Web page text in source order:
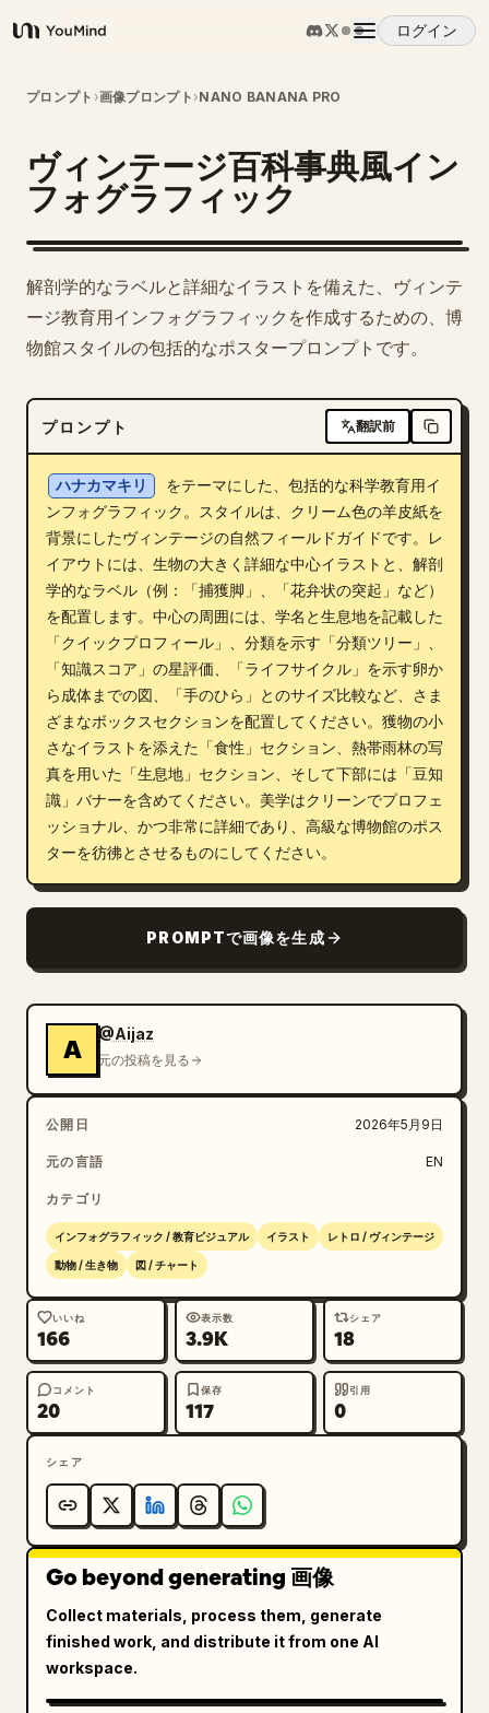
YouMind
ログイン
概要
ユースケース
スキル
プロンプト
ダウンロード
ブログ
更新情報
プロンプト ›画像プロンプト ›NANO BANANA PRO
ヴィンテージ百科事典風イン
フォグラフィック
解剖学的なラベルと詳細なイラストを備えた、ヴィンテ
ージ教育用インフォグラフィックを作成するための、博
物館スタイルの包括的なポスタープロンプトです。
プロンプト 翻訳前
ハナカマキリ
をテーマにした、包括的な科学教育用イ
ンフォグラフィック。スタイルは、クリーム色の羊皮紙を
背景にしたヴィンテージの自然フィールドガイドです。レ
イアウトには、生物の大きく詳細な中心イラストと、解剖
学的なラベル（例：「捕獲脚」、「花弁状の突起」など）
を配置します。中心の周囲には、学名と生息地を記載した
「クイックプロフィール」、分類を示す「分類ツリー」、
「知識スコア」の星評価、「ライフサイクル」を示す卵か
ら成体までの図、「手のひら」とのサイズ比較など、さま
ざまなボックスセクションを配置してください。獲物の小
さなイラストを添えた「食性」セクション、熱帯雨林の写
真を用いた「生息地」セクション、そして下部には「豆知
識」バナーを含めてください。美学はクリーンでプロフェ
ッショナル、かつ非常に詳細であり、高級な博物館のポス
ターを彷彿とさせるものにしてください。
PROMPTで画像を生成
A
@Aijaz
元の投稿を見る
公開日 2026年5月9日
元の言語 EN
カテゴリ
インフォグラフィック / 教育ビジュアル イラスト レトロ / ヴィンテージ
動物 / 生き物 図 / チャート
いいね
166
表示数
3.9K
シェア
18
コメント
20
保存
117
引用
0
シェア
Go beyond generating 画像
Collect materials, process them, generate
finished work, and distribute it from one AI
workspace.